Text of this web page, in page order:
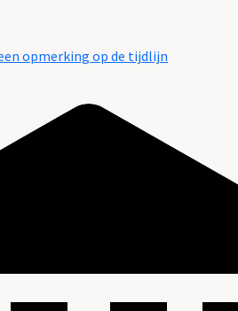
opmerking op de tijdlijn